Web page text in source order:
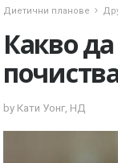
Диетични планове
Какво
by Кати Уонг, НД